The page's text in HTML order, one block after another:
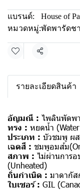
แบรนด์:
House of
หมวดหมู่:พัดพารัดชา
แชร์
รายละเอียดสินค้า
อัญมณี : ไพลินพัดพ
ทรง : หยดน้ำ
ประเภท : บัวชมพู ผส
เฉดสี : ชมพูอมส้ม
สภาพ : ไม่ผ่านการอ
(Unheated)
ถิ่นกำเนิด : มาดากัส
ใบเซอร์ : GIL